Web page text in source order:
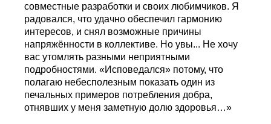
совместные разработки и своих любимчиков. Я
радовался, что удачно обеспечил гармонию
интересов, и снял возможные причины
напряжённости в коллективе. Но увы... Не хочу
вас утомлять разными неприятными
подробностями. «Исповедался» потому, что
полагаю небесполезным показать один из
печальных примеров потребления добра,
отнявших у меня заметную долю здоровья…»